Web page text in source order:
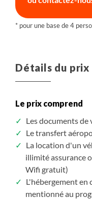
Corcovado.
précolombiens
plateformes
plongée en
poissons
des poissons
anguilles, des
des tortues. En
transparentes
certaines
parfois nager
ce paradis.
Détails du prix
Le prix comprend
Les documents de
Le transfert
La location d'un
illimité assurance
Wifi gratuit)
L'hébergement en
mentionné au